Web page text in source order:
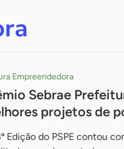
Empreendedora
Sebrae
projetos de
Edição do PSPE contou